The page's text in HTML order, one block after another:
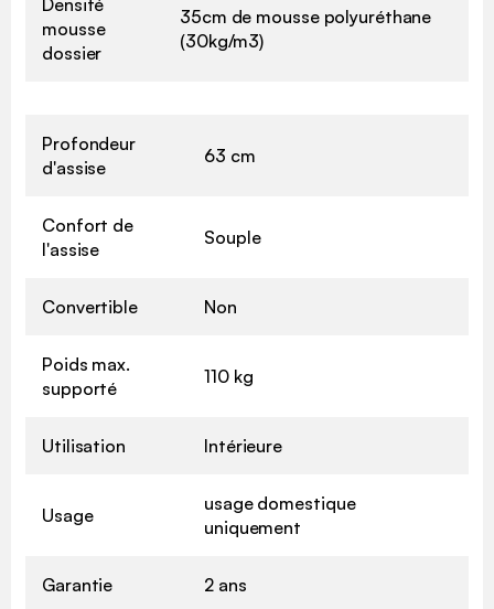
Densité
mousse
dossier
35cm de mousse polyuréthane
(30kg/m3)
Profondeur
d'assise
63 cm
Confort de
l'assise
Souple
Convertible Non
Poids max.
supporté
110 kg
Utilisation Intérieure
Usage
usage domestique
uniquement
Garantie 2 ans